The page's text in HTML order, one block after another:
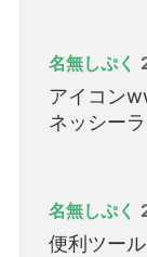
名無しぷく
アイコン
ネッシー
名無しぷく
便利ツー